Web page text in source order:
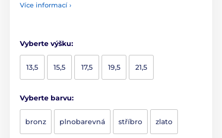
Více informací ›
Vyberte výšku:
13,5 15,5 17,5 19,5 21,5
Vyberte barvu:
bronz plnobarevná stříbro zlato